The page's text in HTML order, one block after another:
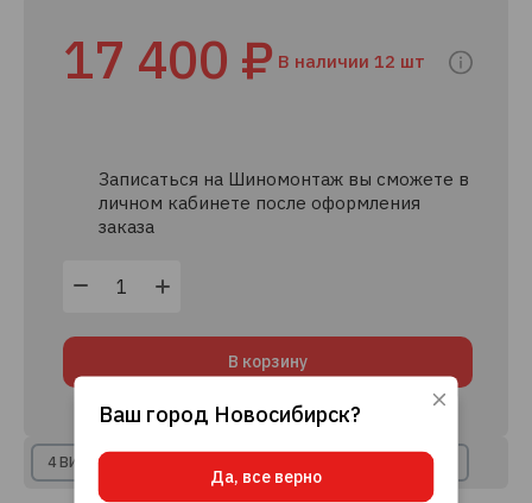
17 400 ₽ В наличии 12 шт
Записаться на Шиномонтаж вы сможете в
личном кабинете после оформления
заказа
В корзину
4 ВИДА РАССРОЧКИ 8+ КРЕДИТНЫХ ПРЕДЛОЖЕНИЙ
Ваш город Новосибирск?
Да, все верно
Используя данный сайт, вы даете согласие
нам делать его удобнее для вас.